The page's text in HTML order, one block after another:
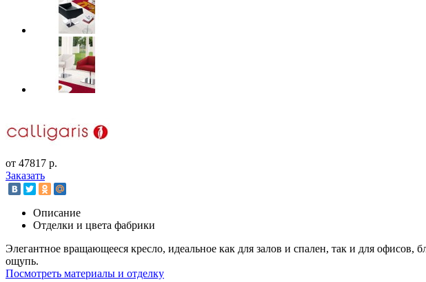
от 47817 р.
Заказать
Описание
Отделки и цвета фабрики
Элегантное вращающееся кресло, идеальное как для залов и спален, так и для офисов,
ощупь.
Посмотреть материалы и отделку